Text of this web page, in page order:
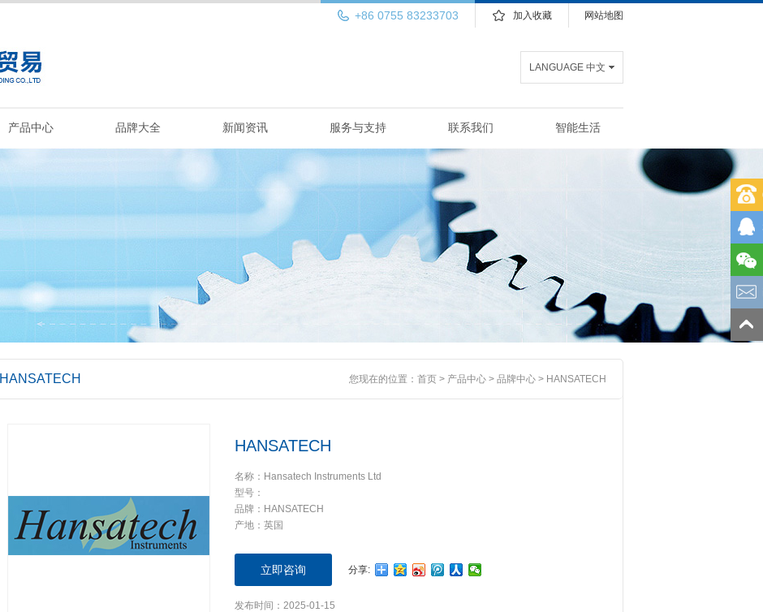
网站地图
加入收藏
+86 0755 83233703
LANGUAGE 中文
产品中心 品牌大全 新闻资讯 服务与支持 联系我们 智能生活
HANSATECH 您现在的位置： 首页 > 产品中心 > 品牌中心 > HANSATECH
HANSATECH
名称：Hansatech Instruments Ltd
型号：
品牌：HANSATECH
产地：英国
立即咨询 分享:
发布时间：2025-01-15